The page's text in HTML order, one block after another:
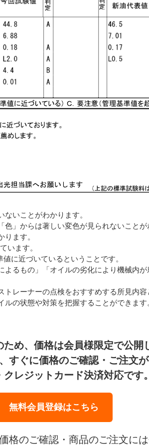
いことがわかります。
」からは著しい変色が見られないことが
ます。
います。
に近づいているということです。
るもの」「オイルの劣化により機械内
レーナーの点検をおすすめする所見内容
の状態や対策を把握することができます
め、価格は会員様限定で公開
すぐに価格のご確認・ご注文が
レジットカード決済対応です。
無料会員登録はこちら
格のご確認・商品のご注文に